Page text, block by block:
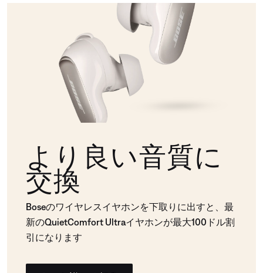
より良い音質に
交換
Boseのワイヤレスイヤホンを下取りに出すと、最
新のQuietComfort Ultraイヤホンが最大100ドル割
引になります